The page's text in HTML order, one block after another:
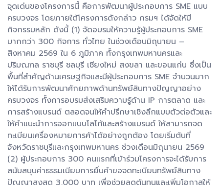
จุดเด่นของโครงการนี้ คือการพัฒนาผู้ประกอบการ SME แบบ
ครบวงจร โดยภายใต้โครงการดังกล่าว กรมฯ ได้จัดให้มี
กิจกรรมหลัก ดังนี้ (1) จัดอบรมให้ความรู้ผู้ประกอบการ SME
มากกว่า 300 กิจการ ทั่วไทย ในช่วงเดือนมิถุนายน –
สิงหาคม 2569 ใน 6 ภูมิภาค ทั้งกรุงเทพมหานครและ
ปริมณฑล ราชบุรี ชลบุรี เชียงใหม่ สงขลา และขอนแก่น ซึ่งเป็น
พื้นที่สำคัญด้านเศรษฐกิจและมีผู้ประกอบการ SME จำนวนมาก
ให้ได้รับการพัฒนาศักยภาพด้านทรัพย์สินทางปัญญาอย่าง
ครบวงจร ทั้งการอบรมส่งเสริมความรู้ด้าน IP การตลาด และ
การสร้างแบรนด์ ตลอดจนให้คำปรึกษาเชิงลึกแบบตัวต่อตัวและ
ให้คำแนะนำการออกแบบโลโก้และสร้างแบรนด์ ให้สามารถจด
ทะเบียนเครื่องหมายการค้าได้อย่างถูกต้อง โดยเริ่มต้นที่
จังหวัดราชบุรีและกรุงเทพมหานคร ช่วงเดือนมิถุนายน 2569
(2) ผู้ประกอบการ 300 คนแรกที่เข้าร่วมโครงการจะได้รับการ
สนับสนุนค่าธรรมเนียมการยื่นคำขอจดทะเบียนทรัพย์สินทาง
ปัญญาสูงสุด 3,000 บาท เพื่อช่วยลดต้นทุนและเพิ่มโอกาสให้